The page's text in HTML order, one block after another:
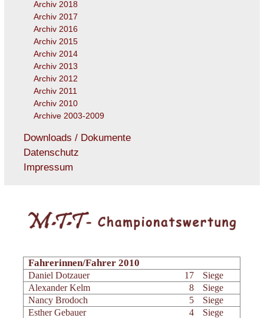
Archiv 2018
Archiv 2017
Archiv 2016
Archiv 2015
Archiv 2014
Archiv 2013
Archiv 2012
Archiv 2011
Archiv 2010
Archive 2003-2009
Downloads / Dokumente
Datenschutz
Impressum
Fahrerinnen/Fahrer 2010
Daniel Dotzauer 17
Siege
Alexander Kelm
8
Siege
Nancy Brodoch
5
Siege
Esther Gebauer
4
Siege